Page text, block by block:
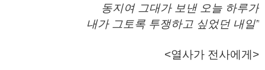
동지여 그대가 보낸 오늘 하루가
내가 그토록 투쟁하고 싶었던 내일”
<열사가 전사에게>